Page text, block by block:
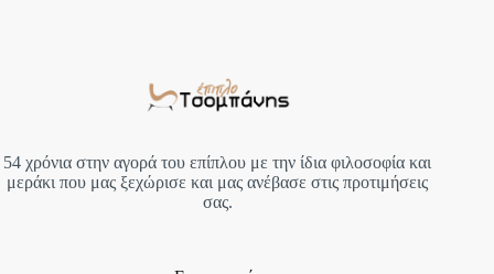
54 χρόνια στην αγορά του επίπλου με την ίδια φιλοσοφία και
μεράκι που μας ξεχώρισε και μας ανέβασε στις προτιμήσεις
σας.